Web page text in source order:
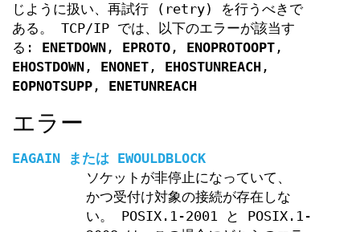
じように扱い、再試行 (retry) を行うべきで
ある。 TCP/IP では、以下のエラーが該当す
る: ENETDOWN , EPROTO , ENOPROTOOPT ,
EHOSTDOWN , ENONET , EHOSTUNREACH ,
EOPNOTSUPP , ENETUNREACH
エラー
EAGAIN または EWOULDBLOCK
ソケットが非停止になっていて、
かつ受付け対象の接続が存在しな
い。 POSIX.1-2001 と POSIX.1-